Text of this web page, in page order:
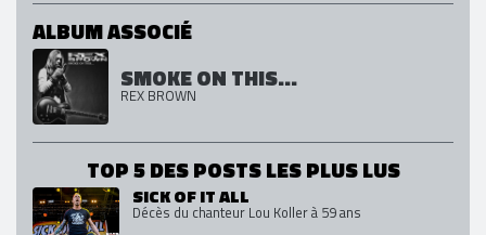
ALBUM ASSOCIÉ
SMOKE ON THIS...
REX BROWN
TOP 5 DES POSTS LES PLUS LUS
SICK OF IT ALL
Décès du chanteur Lou Koller à 59 ans